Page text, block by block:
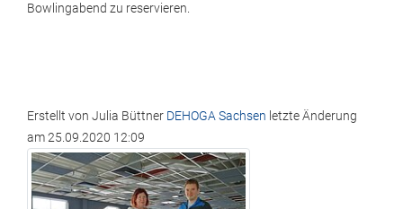
Bowlingabend zu reservieren.
Erstellt von Julia Büttner DEHOGA Sachsen letzte Änderung
am25.09.2020 12:09